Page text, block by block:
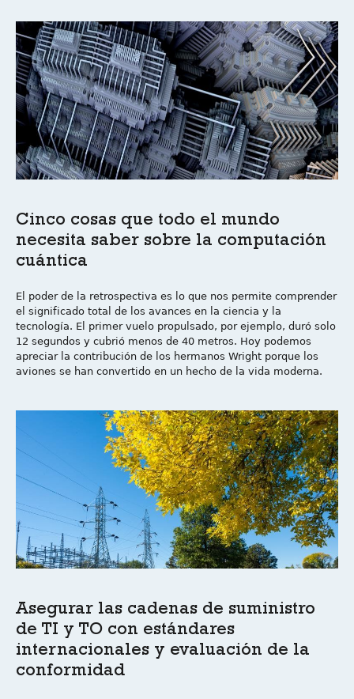
Cinco cosas que todo el mundo
necesita saber sobre la computación
cuántica
El poder de la retrospectiva es lo que nos permite comprender
el significado total de los avances en la ciencia y la
tecnología. El primer vuelo propulsado, por ejemplo, duró solo
12 segundos y cubrió menos de 40 metros. Hoy podemos
apreciar la contribución de los hermanos Wright porque los
aviones se han convertido en un hecho de la vida moderna.
Asegurar las cadenas de suministro
de TI y TO con estándares
internacionales y evaluación de la
conformidad